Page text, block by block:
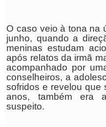
O caso veio à tona na
junho, quando a
meninas estudam
após relatos da irmã
acompanhado por
conselheiros, a
sofridos e revelou que
anos, também era
suspeito.